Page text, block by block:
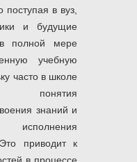
поступая в вуз,
и будущие
полной мере
учебную
часто в школе
знаний и
исполнения
приводит к